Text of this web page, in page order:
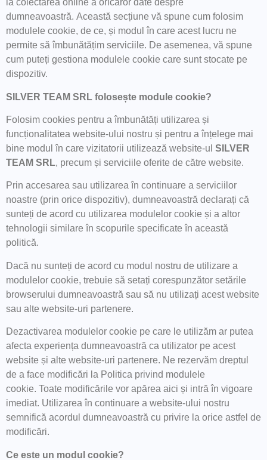
la colectarea online a oricăror date despre
dumneavoastră. Această secțiune vă spune cum folosim
modulele cookie, de ce, și modul în care acest lucru ne
permite să îmbunătățim serviciile. De asemenea, vă spune
cum puteți gestiona modulele cookie care sunt stocate pe
dispozitiv.
SILVER TEAM SRL folosește module cookie?
Folosim cookies pentru a îmbunătăți utilizarea și
funcționalitatea website-ului nostru și pentru a înțelege mai
bine modul în care vizitatorii utilizează website-ul SILVER
TEAM SRL, precum și serviciile oferite de către website.
Prin accesarea sau utilizarea în continuare a serviciilor
noastre (prin orice dispozitiv), dumneavoastră declarați că
sunteți de acord cu utilizarea modulelor cookie și a altor
tehnologii similare în scopurile specificate în această
politică.
Dacă nu sunteți de acord cu modul nostru de utilizare a
modulelor cookie, trebuie să setați corespunzător setările
browserului dumneavoastră sau să nu utilizați acest website
sau alte website-uri partenere.
Dezactivarea modulelor cookie pe care le utilizăm ar putea
afecta experiența dumneavoastră ca utilizator pe acest
website și alte website-uri partenere. Ne rezervăm dreptul
de a face modificări la Politica privind modulele
cookie. Toate modificările vor apărea aici și intră în vigoare
imediat. Utilizarea în continuare a website-ului nostru
semnifică acordul dumneavoastră cu privire la orice astfel de
modificări.
Ce este un modul cookie?